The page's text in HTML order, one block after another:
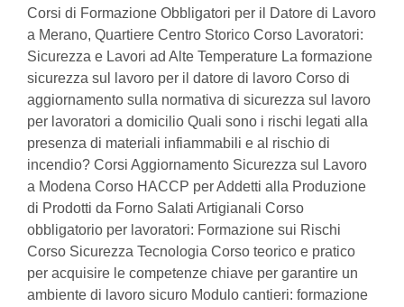
Corsi di Formazione Obbligatori per il Datore di Lavoro
a Merano, Quartiere Centro Storico Corso Lavoratori:
Sicurezza e Lavori ad Alte Temperature La formazione
sicurezza sul lavoro per il datore di lavoro Corso di
aggiornamento sulla normativa di sicurezza sul lavoro
per lavoratori a domicilio Quali sono i rischi legati alla
presenza di materiali infiammabili e al rischio di
incendio? Corsi Aggiornamento Sicurezza sul Lavoro
a Modena Corso HACCP per Addetti alla Produzione
di Prodotti da Forno Salati Artigianali Corso
obbligatorio per lavoratori: Formazione sui Rischi
Corso Sicurezza Tecnologia Corso teorico e pratico
per acquisire le competenze chiave per garantire un
ambiente di lavoro sicuro Modulo cantieri: formazione